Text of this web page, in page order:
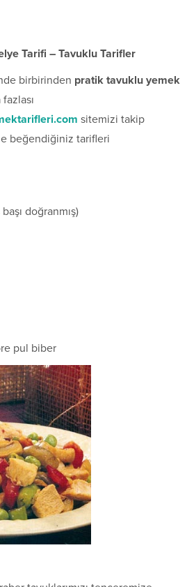
Tarifi – Tavuklu Tarifler
birbirinden pratik tavuklu yemek
sitemizi takip
beğendiğiniz tarifleri
doğranmış)
pul biber